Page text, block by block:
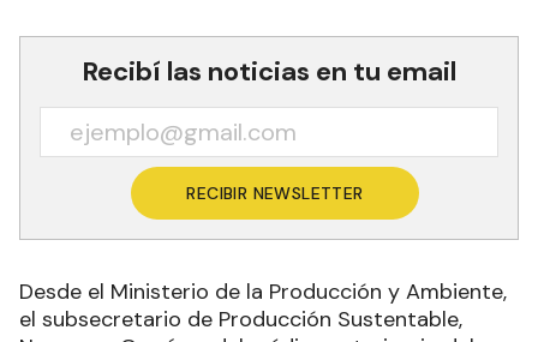
Recibí las noticias en tu email
RECIBIR NEWSLETTER
Desde el Ministerio de la Producción y Ambiente,
el subsecretario de Producción Sustentable,